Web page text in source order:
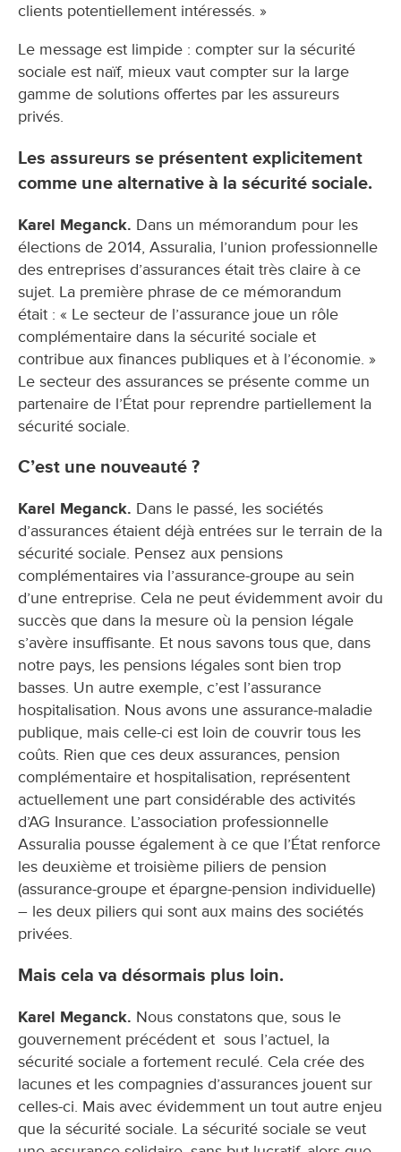
clients potentiellement intéressés. »
Le message est limpide : compter sur la sécurité
sociale est naïf, mieux vaut compter sur la large
gamme de solutions offertes par les assureurs
privés.
Les assureurs se présentent explicitement
comme une alternative à la sécurité sociale.
Karel Meganck. Dans un mémorandum pour les
élections de 2014, Assuralia, l’union professionnelle
des entreprises d’assurances était très claire à ce
sujet. La première phrase de ce mémorandum
était : « Le secteur de l’assurance joue un rôle
complémentaire dans la sécurité sociale et
contribue aux finances publiques et à l’économie. »
Le secteur des assurances se présente comme un
partenaire de l’État pour reprendre partiellement la
sécurité sociale.
C’est une nouveauté ?
Karel Meganck. Dans le passé, les sociétés
d’assurances étaient déjà entrées sur le terrain de la
sécurité sociale. Pensez aux pensions
complémentaires via l’assurance-groupe au sein
d’une entreprise. Cela ne peut évidemment avoir du
succès que dans la mesure où la pension légale
s’avère insuffisante. Et nous savons tous que, dans
notre pays, les pensions légales sont bien trop
basses. Un autre exemple, c’est l’assurance
hospitalisation. Nous avons une assurance-maladie
publique, mais celle-ci est loin de couvrir tous les
coûts. Rien que ces deux assurances, pension
complémentaire et hospitalisation, représentent
actuellement une part considérable des activités
d’AG Insurance. L’association professionnelle
Assuralia pousse également à ce que l’État renforce
les deuxième et troisième piliers de pension
(assurance-groupe et épargne-pension individuelle)
– les deux piliers qui sont aux mains des sociétés
privées.
Mais cela va désormais plus loin.
Karel Meganck. Nous constatons que, sous le
gouvernement précédent et sous l’actuel, la
sécurité sociale a fortement reculé. Cela crée des
lacunes et les compagnies d’assurances jouent sur
celles-ci. Mais avec évidemment un tout autre enjeu
que la sécurité sociale. La sécurité sociale se veut